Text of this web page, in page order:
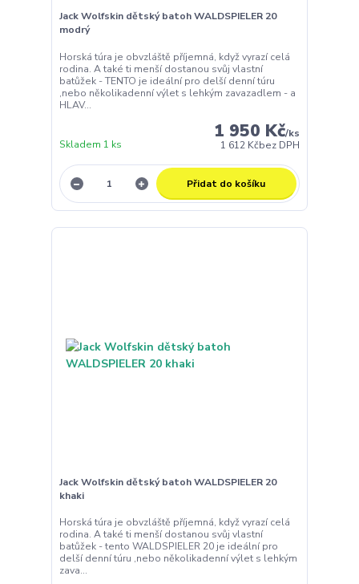
Jack Wolfskin dětský batoh WALDSPIELER 20
modrý
Horská túra je obvzláště příjemná, když vyrazí celá
rodina. A také ti menší dostanou svůj vlastní
batůžek - TENTO je ideální pro delší denní túru
,nebo několikadenní výlet s lehkým zavazadlem - a
HLAV...
1 950 Kč/ks
1 612 Kčbez DPH
Skladem 1 ks
Přidat do košíku
Jack Wolfskin dětský batoh WALDSPIELER 20
khaki
Horská túra je obvzláště příjemná, když vyrazí celá
rodina. A také ti menší dostanou svůj vlastní
batůžek - tento WALDSPIELER 20 je ideální pro
delší denní túru ,nebo několikadenní výlet s lehkým
zava...